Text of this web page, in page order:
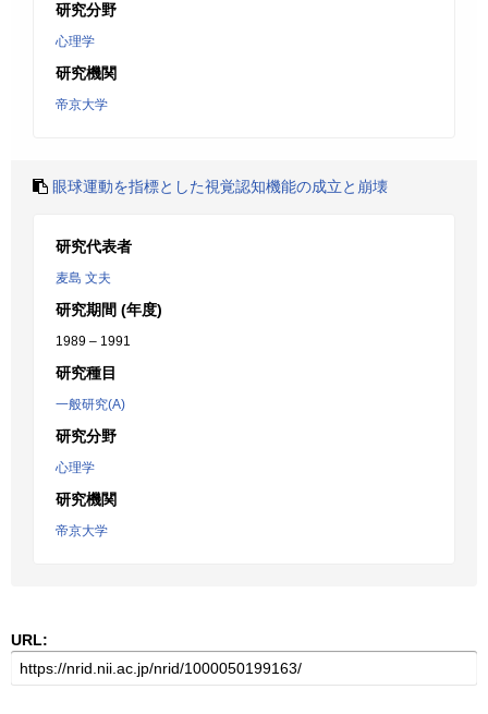
研究分野
心理学
研究機関
帝京大学
眼球運動を指標とした視覚認知機能の成立と崩壊
研究代表者
麦島 文夫
研究期間 (年度)
1989 – 1991
研究種目
一般研究(A)
研究分野
心理学
研究機関
帝京大学
URL: